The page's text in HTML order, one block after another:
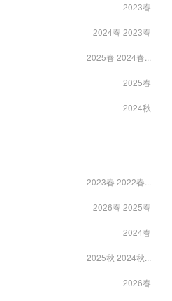
2023春
2024春 2023春
2025春 2024春...
2025春
2024秋
2023春 2022春...
2026春 2025春
2024春
2025秋 2024秋...
2026春